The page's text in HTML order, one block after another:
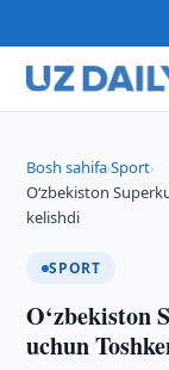
Bosh sahifa›Sport›
O‘zbekiston
kelishdi
SPORT
O‘zbekiston
uchun